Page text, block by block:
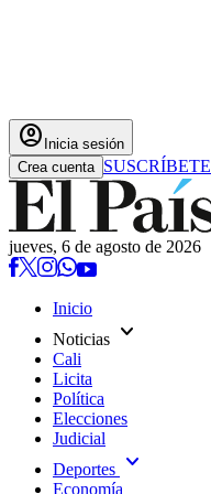
account_circle Inicia sesión
Crea cuenta SUSCRÍBETE
jueves, 6 de agosto de 2026
Inicio
Noticias expand_more
Cali
Licita
Política
Elecciones
Judicial
Deportes expand_more
Economía